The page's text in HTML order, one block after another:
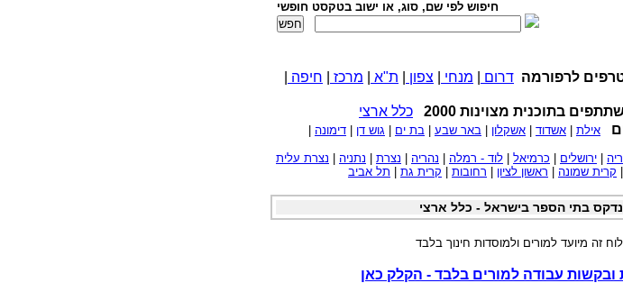
חיפוש לפי שם, סוג, או ישוב בטקסט חופשי
לרפורמה דרום מנחי צפון ת"א מרכז חיפה
בתוכנית מצוינות 2000
כלל ארצי
אילת אשדוד אשקלון באר שבע בת ים גוש דן דימונה
ירושלים כרמיאל לוד - רמלה נהריה נצרת נתניה
נצרת עלית
קרית שמונה ראשון לציון רחובות קרית גת תל אביב
בתי הספר בישראל - כלל ארצי
לוח זה מיועד למורים ולמוסדות חינוך בלבד
ובקשות עבודה למורים בלבד - הקלק כאן